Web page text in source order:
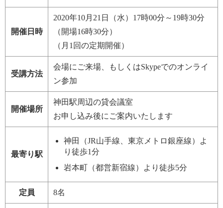
開催日時
2020年10月21日（水）17時00分～ 19時30分
（開場16時30分）
（月1回の定期開催）
受講方法
会場にご来場、もしくはSkypeでのオンライ
ン参加
開催場所
神田駅周辺の貸会議室
お申し込み後にご案内いたします
最寄り駅
神田（JR山手線、東京メトロ銀座線）よ
り徒歩1分
岩本町（都営新宿線）より徒歩5分
定員 8名